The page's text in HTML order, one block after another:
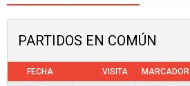
PARTIDOS EN COMÚN
FECHA VISITA MARCADOR